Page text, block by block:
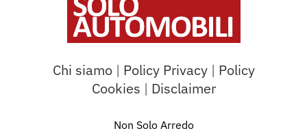
Chi siamo| Policy Privacy| Policy
Cookies | Disclaimer
Non Solo Arredo